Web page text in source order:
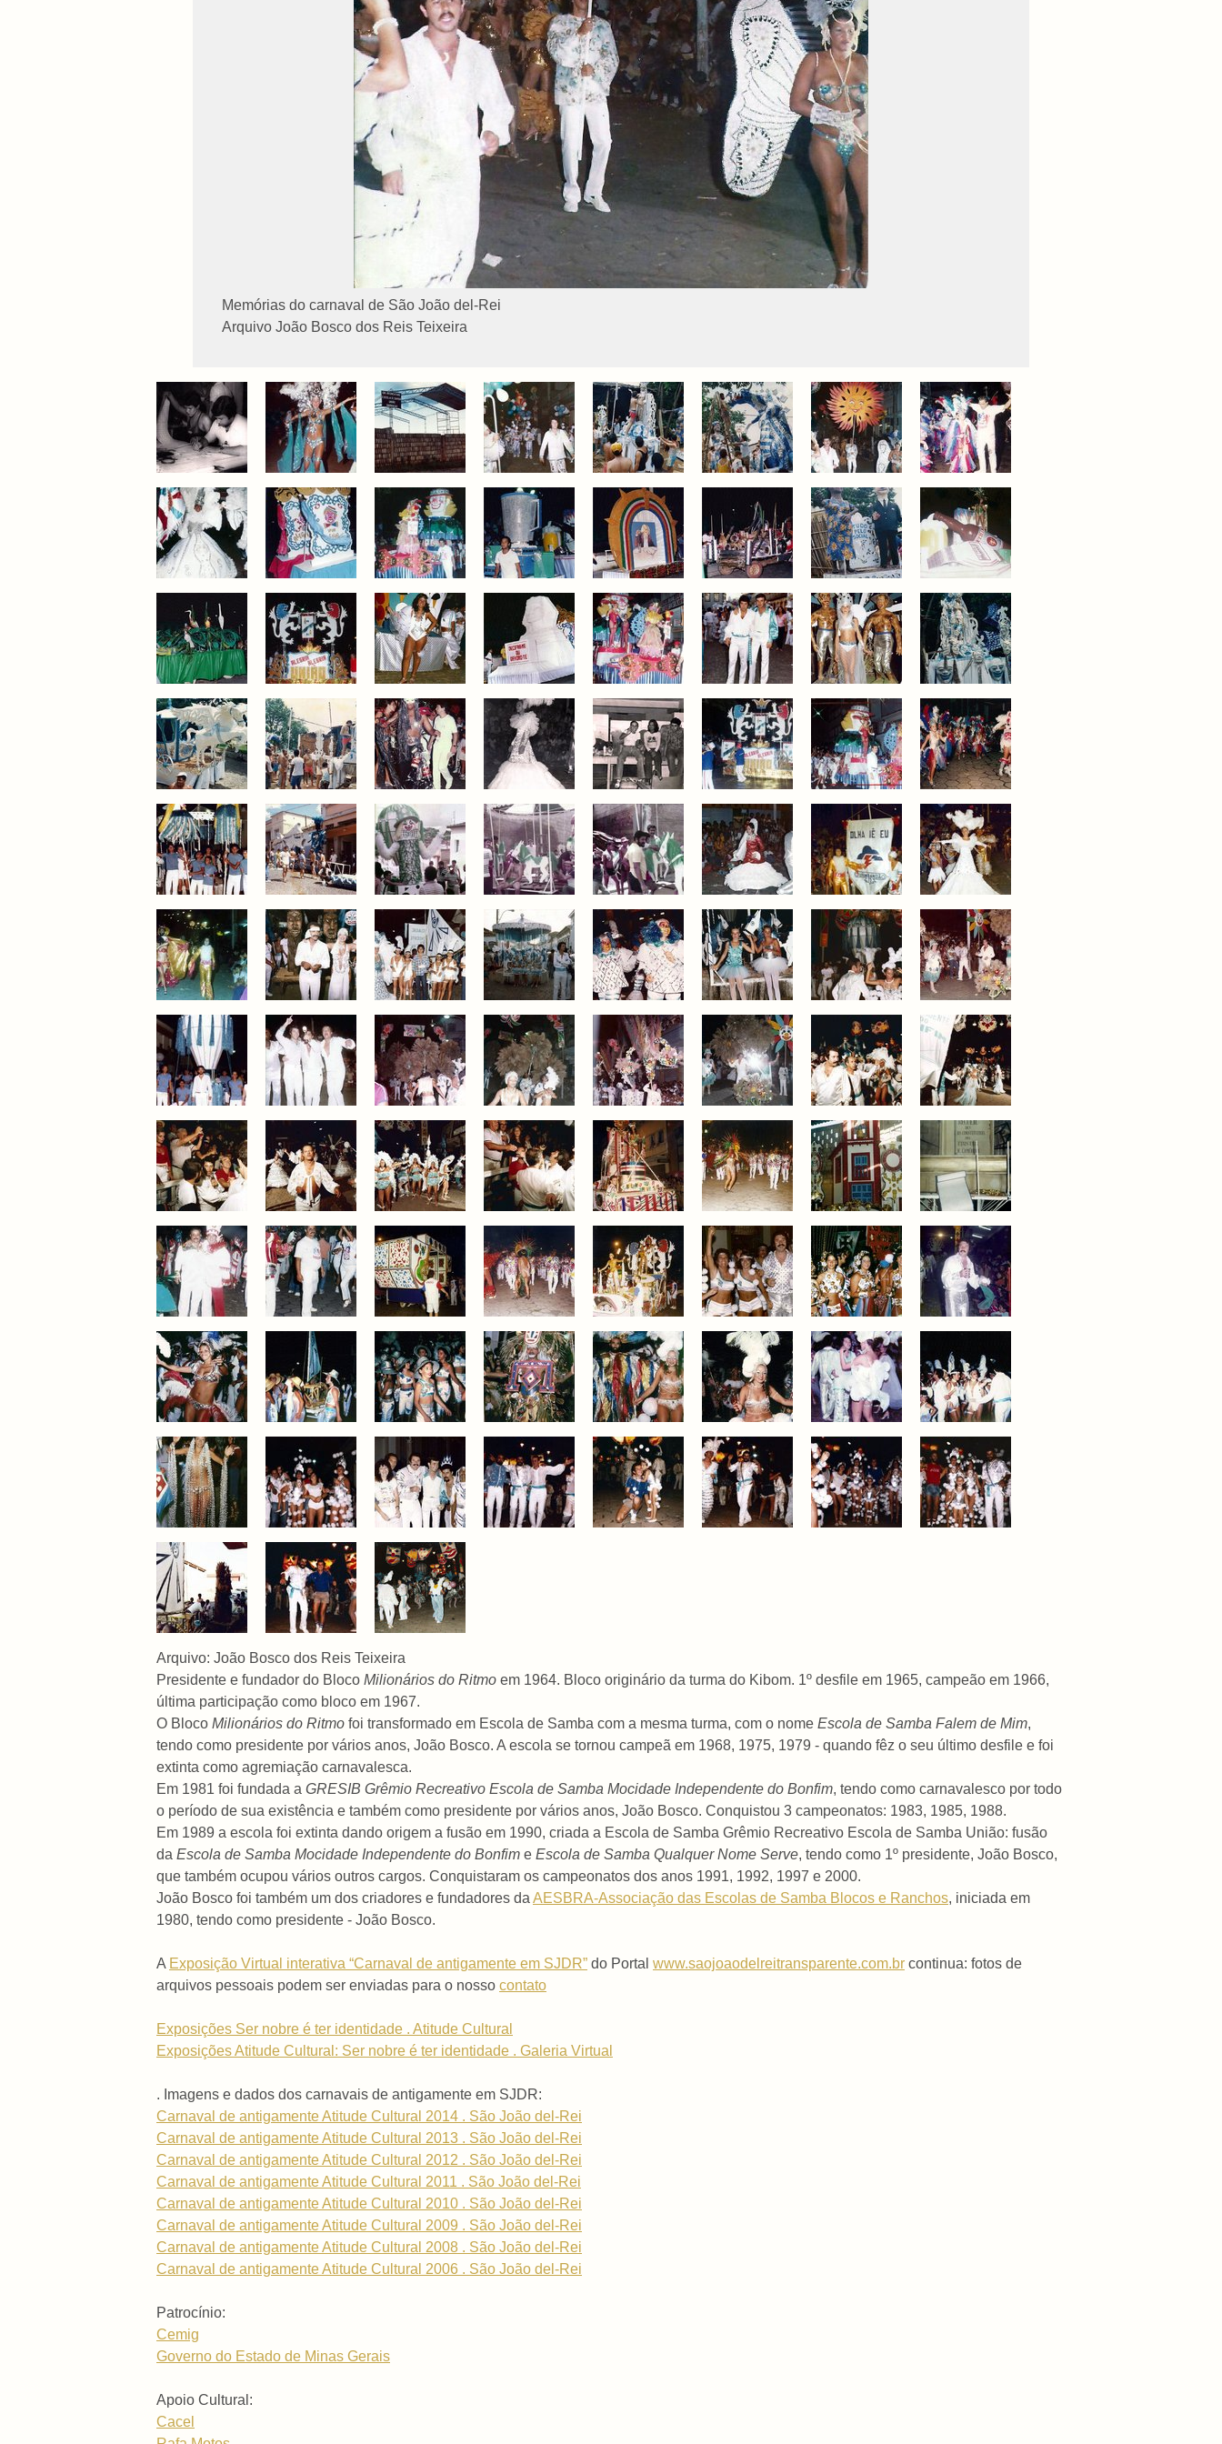
Memórias do carnaval de São João del-Rei
Arquivo João Bosco dos Reis Teixeira
Arquivo: João Bosco dos Reis Teixeira
Presidente e fundador do Bloco Milionários do Ritmo em 1964. Bloco originário da turma do Kibom. 1º desfile em 1965, campeão em 1966,
última participação como bloco em 1967.
O Bloco Milionários do Ritmo foi transformado em Escola de Samba com a mesma turma, com o nome Escola de Samba Falem de Mim,
tendo como presidente por vários anos, João Bosco. A escola se tornou campeã em 1968, 1975, 1979 - quando fêz o seu último desfile e foi
extinta como agremiação carnavalesca.
Em 1981 foi fundada a GRESIB Grêmio Recreativo Escola de Samba Mocidade Independente do Bonfim, tendo como carnavalesco por todo
o período de sua existência e também como presidente por vários anos, João Bosco. Conquistou 3 campeonatos: 1983, 1985, 1988.
Em 1989 a escola foi extinta dando origem a fusão em 1990, criada a Escola de Samba Grêmio Recreativo Escola de Samba União: fusão
da Escola de Samba Mocidade Independente do Bonfim e Escola de Samba Qualquer Nome Serve, tendo como 1º presidente, João Bosco,
que também ocupou vários outros cargos. Conquistaram os campeonatos dos anos 1991, 1992, 1997 e 2000.
João Bosco foi também um dos criadores e fundadores da AESBRA-Associação das Escolas de Samba Blocos e Ranchos, iniciada em
1980, tendo como presidente - João Bosco.
A Exposição Virtual interativa “Carnaval de antigamente em SJDR” do Portal www.saojoaodelreitransparente.com.br continua: fotos de
arquivos pessoais podem ser enviadas para o nosso contato
Exposições Ser nobre é ter identidade . Atitude Cultural
Exposições Atitude Cultural: Ser nobre é ter identidade . Galeria Virtual
. Imagens e dados dos carnavais de antigamente em SJDR:
Carnaval de antigamente Atitude Cultural 2014 . São João del-Rei
Carnaval de antigamente Atitude Cultural 2013 . São João del-Rei
Carnaval de antigamente Atitude Cultural 2012 . São João del-Rei
Carnaval de antigamente Atitude Cultural 2011 . São João del-Rei
Carnaval de antigamente Atitude Cultural 2010 . São João del-Rei
Carnaval de antigamente Atitude Cultural 2009 . São João del-Rei
Carnaval de antigamente Atitude Cultural 2008 . São João del-Rei
Carnaval de antigamente Atitude Cultural 2006 . São João del-Rei
Patrocínio:
Cemig
Governo do Estado de Minas Gerais
Apoio Cultural:
Cacel